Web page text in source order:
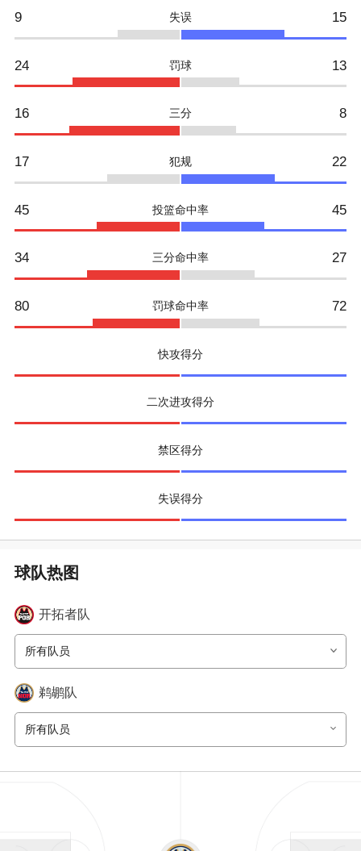
9 失误 15
24 罚球 13
16 三分 8
17 犯规 22
45 投篮命中率 45
34 三分命中率 27
80 罚球命中率 72
快攻得分
二次进攻得分
禁区得分
失误得分
开拓者队
所有队员
鹈鹕队
所有队员
球队热图